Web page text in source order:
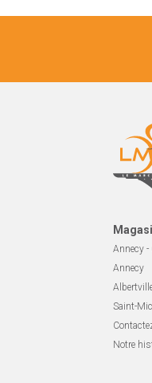
Annecy -
Annecy
Saint-
Notre